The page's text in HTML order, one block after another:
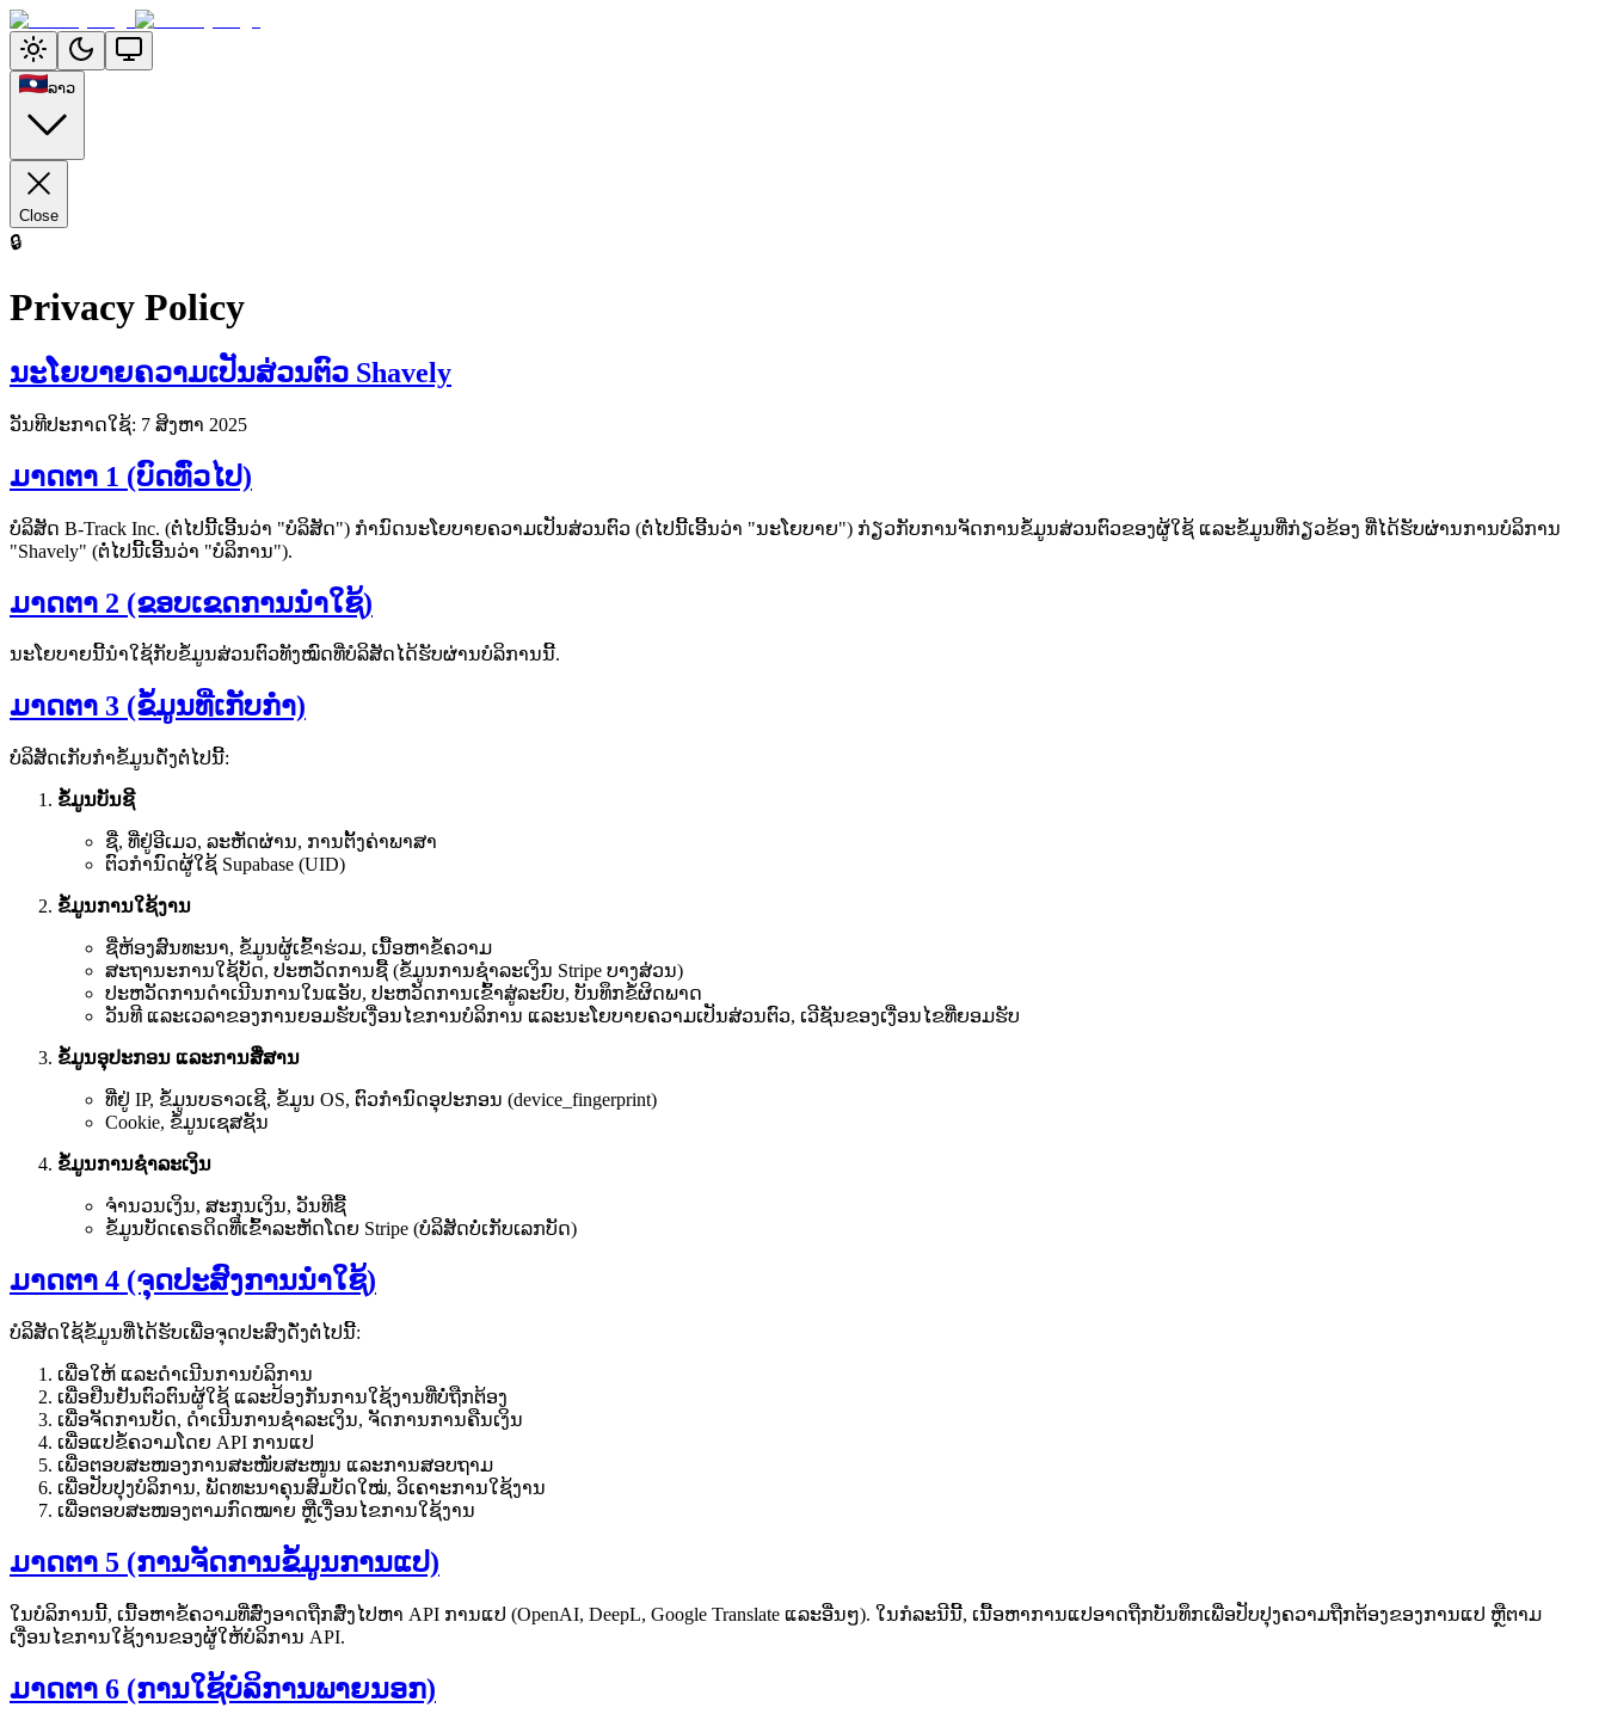
ລາວ
Close
🔒
Privacy Policy
ນະໂຍບາຍຄວາມເປັນສ່ວນຕົວ Shavely
ວັນທີປະກາດໃຊ້: 7 ສິງຫາ 2025
ມາດຕາ 1 (ບົດທົ່ວໄປ)
ບໍລິສັດ B-Track Inc. (ຕໍ່ໄປນີ້ເອີ້ນວ່າ "ບໍລິສັດ") ກຳນົດນະໂຍບາຍຄວາມເປັນສ່ວນຕົວ (ຕໍ່ໄປນີ້ເອີ້ນວ່າ "ນະໂຍບາຍ") ກ່ຽວກັບການຈັດການຂໍ້ມູນສ່ວນຕົວຂອງຜູ້ໃຊ້ ແລະຂໍ້ມູນທີ່ກ່ຽວຂ້ອງ ທີ່ໄດ້ຮັບຜ່ານການບໍລິການ
"Shavely" (ຕໍ່ໄປນີ້ເອີ້ນວ່າ "ບໍລິການ").
ມາດຕາ 2 (ຂອບເຂດການນຳໃຊ້)
ນະໂຍບາຍນີ້ນຳໃຊ້ກັບຂໍ້ມູນສ່ວນຕົວທັງໝົດທີ່ບໍລິສັດໄດ້ຮັບຜ່ານບໍລິການນີ້.
ມາດຕາ 3 (ຂໍ້ມູນທີ່ເກັບກຳ)
ບໍລິສັດເກັບກຳຂໍ້ມູນດັ່ງຕໍ່ໄປນີ້:
ຂໍ້ມູນບັນຊີ
ຊື່, ທີ່ຢູ່ອີເມວ, ລະຫັດຜ່ານ, ການຕັ້ງຄ່າພາສາ
ຕົວກຳນົດຜູ້ໃຊ້ Supabase (UID)
ຂໍ້ມູນການໃຊ້ງານ
ຊື່ຫ້ອງສົນທະນາ, ຂໍ້ມູນຜູ້ເຂົ້າຮ່ວມ, ເນື້ອຫາຂໍ້ຄວາມ
ສະຖານະການໃຊ້ບັດ, ປະຫວັດການຊື້ (ຂໍ້ມູນການຊຳລະເງິນ Stripe ບາງສ່ວນ)
ປະຫວັດການດຳເນີນການໃນແອັບ, ປະຫວັດການເຂົ້າສູ່ລະບົບ, ບັນທຶກຂໍ້ຜິດພາດ
ວັນທີ ແລະເວລາຂອງການຍອມຮັບເງື່ອນໄຂການບໍລິການ ແລະນະໂຍບາຍຄວາມເປັນສ່ວນຕົວ, ເວີຊັນຂອງເງື່ອນໄຂທີ່ຍອມຮັບ
ຂໍ້ມູນອຸປະກອນ ແລະການສື່ສານ
ທີ່ຢູ່ IP, ຂໍ້ມູນບຣາວເຊີ, ຂໍ້ມູນ OS, ຕົວກຳນົດອຸປະກອນ (device_fingerprint)
Cookie, ຂໍ້ມູນເຊສຊັນ
ຂໍ້ມູນການຊຳລະເງິນ
ຈຳນວນເງິນ, ສະກຸນເງິນ, ວັນທີຊື້
ຂໍ້ມູນບັດເຄຣດິດທີ່ເຂົ້າລະຫັດໂດຍ Stripe (ບໍລິສັດບໍ່ເກັບເລກບັດ)
ມາດຕາ 4 (ຈຸດປະສົງການນຳໃຊ້)
ບໍລິສັດໃຊ້ຂໍ້ມູນທີ່ໄດ້ຮັບເພື່ອຈຸດປະສົງດັ່ງຕໍ່ໄປນີ້:
ເພື່ອໃຫ້ ແລະດຳເນີນການບໍລິການ
ເພື່ອຢືນຢັນຕົວຕົນຜູ້ໃຊ້ ແລະປ້ອງກັນການໃຊ້ງານທີ່ບໍ່ຖືກຕ້ອງ
ເພື່ອຈັດການບັດ, ດຳເນີນການຊຳລະເງິນ, ຈັດການການຄືນເງິນ
ເພື່ອແປຂໍ້ຄວາມໂດຍ API ການແປ
ເພື່ອຕອບສະໜອງການສະໜັບສະໜູນ ແລະການສອບຖາມ
ເພື່ອປັບປຸງບໍລິການ, ພັດທະນາຄຸນສົມບັດໃໝ່, ວິເຄາະການໃຊ້ງານ
ເພື່ອຕອບສະໜອງຕາມກົດໝາຍ ຫຼືເງື່ອນໄຂການໃຊ້ງານ
ມາດຕາ 5 (ການຈັດການຂໍ້ມູນການແປ)
ໃນບໍລິການນີ້, ເນື້ອຫາຂໍ້ຄວາມທີ່ສົ່ງອາດຖືກສົ່ງໄປຫາ API ການແປ (OpenAI, DeepL, Google Translate ແລະອື່ນໆ). ໃນກໍລະນີນີ້, ເນື້ອຫາການແປອາດຖືກບັນທຶກເພື່ອປັບປຸງຄວາມຖືກຕ້ອງຂອງການແປ ຫຼືຕາມ
ເງື່ອນໄຂການໃຊ້ງານຂອງຜູ້ໃຫ້ບໍລິການ API.
ມາດຕາ 6 (ການໃຊ້ບໍລິການພາຍນອກ)